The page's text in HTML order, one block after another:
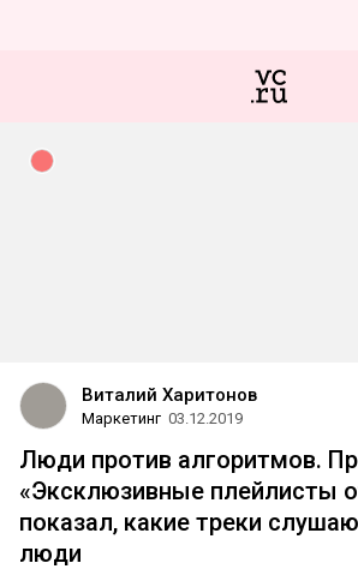
Виталий Харитонов
Маркетинг 03.12.2019
Люди против алгоритмов.
«Эксклюзивные плейлисты
показал, какие треки
люди